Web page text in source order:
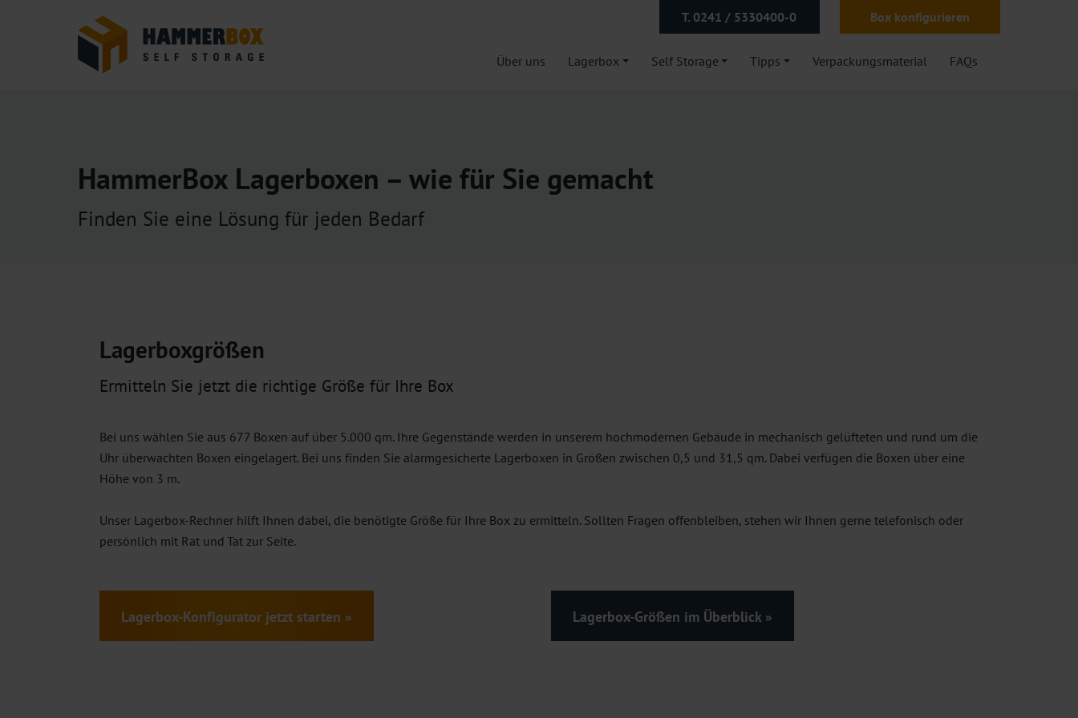
T. 0241 / 5330400-0 Box konfigurieren
Über uns Lagerbox Self Storage Tipps Verpackungsmaterial FAQs
HammerBox Lagerboxen – wie für Sie gemacht
Finden Sie eine Lösung für jeden Bedarf
Lagerboxgrößen
Ermitteln Sie jetzt die richtige Größe für Ihre Box
Bei uns wählen Sie aus 677 Boxen auf über 5.000 qm. Ihre Gegenstände werden in unserem hochmodernen Gebäude in mechanisch gelüfteten und rund um die
Uhr überwachten Boxen eingelagert. Bei uns finden Sie alarmgesicherte Lagerboxen in Größen zwischen 0,5 und 31,5 qm. Dabei verfügen die Boxen über eine
Höhe von 3 m.
Unser Lagerbox-Rechner hilft Ihnen dabei, die benötigte Größe für Ihre Box zu ermitteln. Sollten Fragen offenbleiben, stehen wir Ihnen gerne telefonisch oder
persönlich mit Rat und Tat zur Seite.
Lagerbox-Konfigurator jetzt starten » Lagerbox-Größen im Überblick »